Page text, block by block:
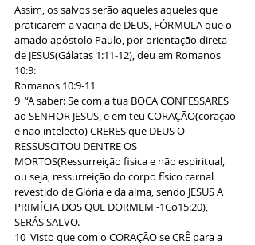
Assim, os salvos serão aqueles aqueles que
praticarem a vacina de DEUS, FÓRMULA que o
amado apóstolo Paulo, por orientação direta
de JESUS(Gálatas 1:11-12), deu em Romanos
10:9:
Romanos 10:9-11
9  “A saber: Se com a tua BOCA CONFESSARES
ao SENHOR JESUS, e em teu CORAÇÃO(coração
e não intelecto) CRERES que DEUS O
RESSUSCITOU DENTRE OS
MORTOS(Ressurreição fisica e não espiritual,
ou seja, ressurreição do corpo físico carnal
revestido de Glória e da alma, sendo JESUS A
PRIMÍCIA DOS QUE DORMEM -1Co15:20),
SERÁS SALVO.
10  Visto que com o CORAÇÃO se CRÊ para a